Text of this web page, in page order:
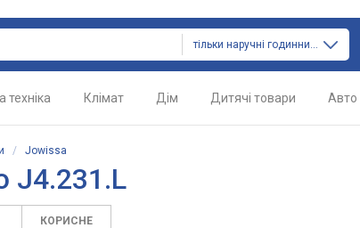
тільки наручні годинники
техніка Клімат Дім Дитячі товари Авто
/ Jowissa
J4.231.L
КОРИСНЕ